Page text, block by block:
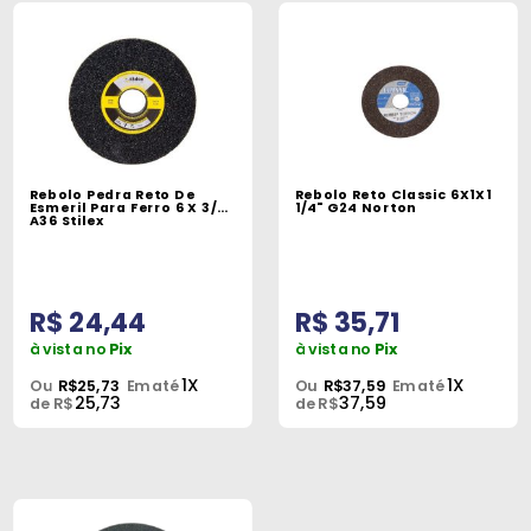
Rebolo Pedra Reto De
Esmeril Para Ferro 6 X 3/4"
A36 Stilex
R$ 24,44
à vista no Pix
Ou R$25,73 Em até1X
de R$25,73
Rebolo Reto Classic 6X1X1
1/4" G24 Norton
R$ 35,71
à vista no Pix
Ou R$37,59 Em até1X
de R$37,59